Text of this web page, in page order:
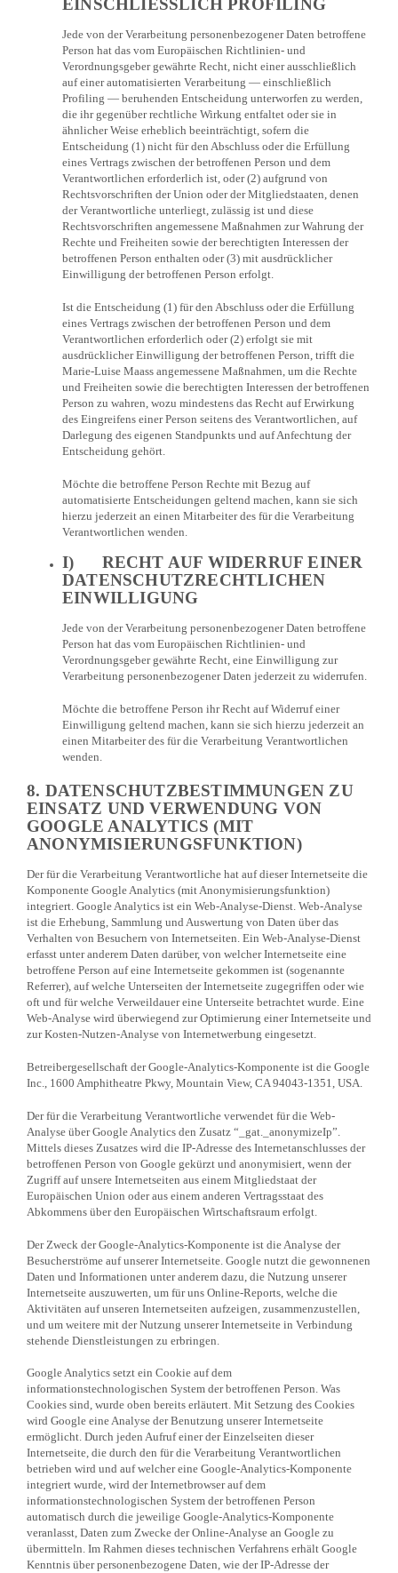
EINSCHLIESSLICH PROFILING
Jede von der Verarbeitung personenbezogener Daten betroffene
Person hat das vom Europäischen Richtlinien- und
Verordnungsgeber gewährte Recht, nicht einer ausschließlich
auf einer automatisierten Verarbeitung — einschließlich
Profiling — beruhenden Entscheidung unterworfen zu werden,
die ihr gegenüber rechtliche Wirkung entfaltet oder sie in
ähnlicher Weise erheblich beeinträchtigt, sofern die
Entscheidung (1) nicht für den Abschluss oder die Erfüllung
eines Vertrags zwischen der betroffenen Person und dem
Verantwortlichen erforderlich ist, oder (2) aufgrund von
Rechtsvorschriften der Union oder der Mitgliedstaaten, denen
der Verantwortliche unterliegt, zulässig ist und diese
Rechtsvorschriften angemessene Maßnahmen zur Wahrung der
Rechte und Freiheiten sowie der berechtigten Interessen der
betroffenen Person enthalten oder (3) mit ausdrücklicher
Einwilligung der betroffenen Person erfolgt.
Ist die Entscheidung (1) für den Abschluss oder die Erfüllung
eines Vertrags zwischen der betroffenen Person und dem
Verantwortlichen erforderlich oder (2) erfolgt sie mit
ausdrücklicher Einwilligung der betroffenen Person, trifft die
Marie-Luise Maass angemessene Maßnahmen, um die Rechte
und Freiheiten sowie die berechtigten Interessen der betroffenen
Person zu wahren, wozu mindestens das Recht auf Erwirkung
des Eingreifens einer Person seitens des Verantwortlichen, auf
Darlegung des eigenen Standpunkts und auf Anfechtung der
Entscheidung gehört.
Möchte die betroffene Person Rechte mit Bezug auf
automatisierte Entscheidungen geltend machen, kann sie sich
hierzu jederzeit an einen Mitarbeiter des für die Verarbeitung
Verantwortlichen wenden.
I) RECHT AUF WIDERRUF EINER
DATENSCHUTZRECHTLICHEN
EINWILLIGUNG
Jede von der Verarbeitung personenbezogener Daten betroffene
Person hat das vom Europäischen Richtlinien- und
Verordnungsgeber gewährte Recht, eine Einwilligung zur
Verarbeitung personenbezogener Daten jederzeit zu widerrufen.
Möchte die betroffene Person ihr Recht auf Widerruf einer
Einwilligung geltend machen, kann sie sich hierzu jederzeit an
einen Mitarbeiter des für die Verarbeitung Verantwortlichen
wenden.
8. DATENSCHUTZBESTIMMUNGEN ZU
EINSATZ UND VERWENDUNG VON
GOOGLE ANALYTICS (MIT
ANONYMISIERUNGSFUNKTION)
Der für die Verarbeitung Verantwortliche hat auf dieser Internetseite die
Komponente Google Analytics (mit Anonymisierungsfunktion)
integriert. Google Analytics ist ein Web-Analyse-Dienst. Web-Analyse
ist die Erhebung, Sammlung und Auswertung von Daten über das
Verhalten von Besuchern von Internetseiten. Ein Web-Analyse-Dienst
erfasst unter anderem Daten darüber, von welcher Internetseite eine
betroffene Person auf eine Internetseite gekommen ist (sogenannte
Referrer), auf welche Unterseiten der Internetseite zugegriffen oder wie
oft und für welche Verweildauer eine Unterseite betrachtet wurde. Eine
Web-Analyse wird überwiegend zur Optimierung einer Internetseite und
zur Kosten-Nutzen-Analyse von Internetwerbung eingesetzt.
Betreibergesellschaft der Google-Analytics-Komponente ist die Google
Inc., 1600 Amphitheatre Pkwy, Mountain View, CA 94043-1351, USA.
Der für die Verarbeitung Verantwortliche verwendet für die Web-
Analyse über Google Analytics den Zusatz “_gat._anonymizeIp”.
Mittels dieses Zusatzes wird die IP-Adresse des Internetanschlusses der
betroffenen Person von Google gekürzt und anonymisiert, wenn der
Zugriff auf unsere Internetseiten aus einem Mitgliedstaat der
Europäischen Union oder aus einem anderen Vertragsstaat des
Abkommens über den Europäischen Wirtschaftsraum erfolgt.
Der Zweck der Google-Analytics-Komponente ist die Analyse der
Besucherströme auf unserer Internetseite. Google nutzt die gewonnenen
Daten und Informationen unter anderem dazu, die Nutzung unserer
Internetseite auszuwerten, um für uns Online-Reports, welche die
Aktivitäten auf unseren Internetseiten aufzeigen, zusammenzustellen,
und um weitere mit der Nutzung unserer Internetseite in Verbindung
stehende Dienstleistungen zu erbringen.
Google Analytics setzt ein Cookie auf dem
informationstechnologischen System der betroffenen Person. Was
Cookies sind, wurde oben bereits erläutert. Mit Setzung des Cookies
wird Google eine Analyse der Benutzung unserer Internetseite
ermöglicht. Durch jeden Aufruf einer der Einzelseiten dieser
Internetseite, die durch den für die Verarbeitung Verantwortlichen
betrieben wird und auf welcher eine Google-Analytics-Komponente
integriert wurde, wird der Internetbrowser auf dem
informationstechnologischen System der betroffenen Person
automatisch durch die jeweilige Google-Analytics-Komponente
veranlasst, Daten zum Zwecke der Online-Analyse an Google zu
übermitteln. Im Rahmen dieses technischen Verfahrens erhält Google
Kenntnis über personenbezogene Daten, wie der IP-Adresse der